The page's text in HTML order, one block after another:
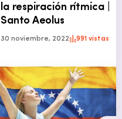
la respiración rítmica |
Santo Aeolus
30 noviembre, 2022 991 vistas